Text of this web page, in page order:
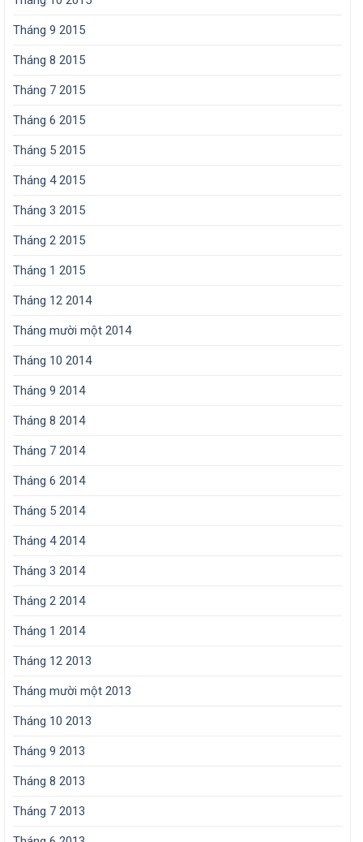
Tháng 9 2015
Tháng 8 2015
Tháng 7 2015
Tháng 6 2015
Tháng 5 2015
Tháng 4 2015
Tháng 3 2015
Tháng 2 2015
Tháng 1 2015
Tháng 12 2014
Tháng mười một 2014
Tháng 10 2014
Tháng 9 2014
Tháng 8 2014
Tháng 7 2014
Tháng 6 2014
Tháng 5 2014
Tháng 4 2014
Tháng 3 2014
Tháng 2 2014
Tháng 1 2014
Tháng 12 2013
Tháng mười một 2013
Tháng 10 2013
Tháng 9 2013
Tháng 8 2013
Tháng 7 2013